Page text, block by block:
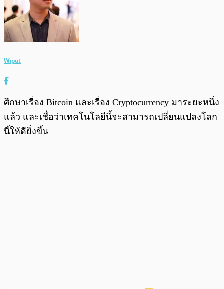
Wiput
ศึกษาเรื่อง Bitcoin และเรื่อง Cryptocurrency มาระยะหนึ่ง
แล้ว และเชื่อว่าเทคโนโลยีนี้จะสามารถเปลี่ยนแปลงโลก
นี้ให้ดียิ่งขึ้น